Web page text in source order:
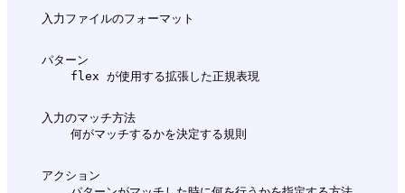
    パターン
    入力のマッチ方法
    アクション